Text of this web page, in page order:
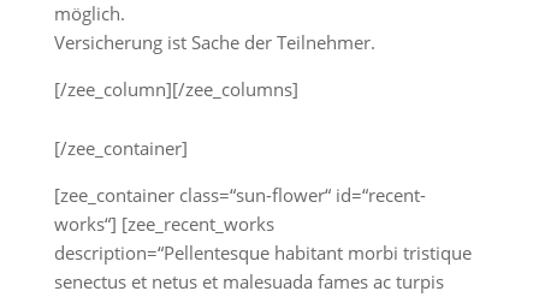
möglich.
Versicherung ist Sache der Teilnehmer.
[/zee_column][/zee_columns]
[/zee_container]
[zee_container class=“sun-flower“ id=“recent-
works“] [zee_recent_works
description=“Pellentesque habitant morbi tristique
senectus et netus et malesuada fames ac turpis